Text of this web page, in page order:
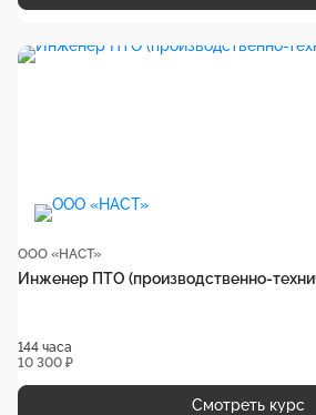
ООО «НАСТ»
Инженер ПТО (производственно-
144 часа
10 300 ₽
Смотреть курс